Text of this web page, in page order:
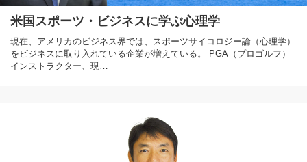
米国スポーツ・ビジネスに学ぶ心理学
現在、アメリカのビジネス界では、スポーツサイコロジー論（心理学）
をビジネスに取り入れている企業が増えている。 PGA（プロゴルフ）
インストラクター、現…